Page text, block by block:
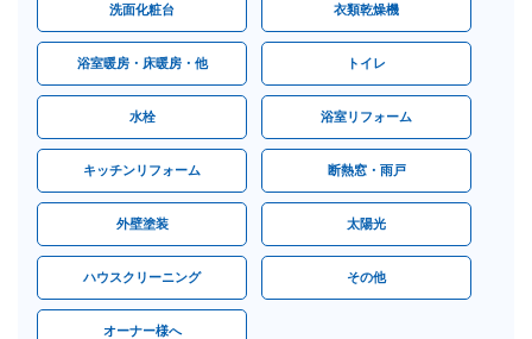
洗面化粧台 衣類乾燥機
浴室暖房・床暖房・他 トイレ
水栓 浴室リフォーム
キッチンリフォーム 断熱窓・雨戸
外壁塗装 太陽光
ハウスクリーニング その他
オーナー様へ